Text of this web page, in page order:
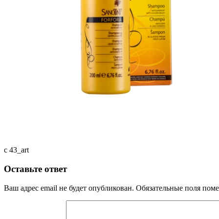
c 43_art
Оставьте ответ
Ваш адрес email не будет опубликован. Обязательные поля